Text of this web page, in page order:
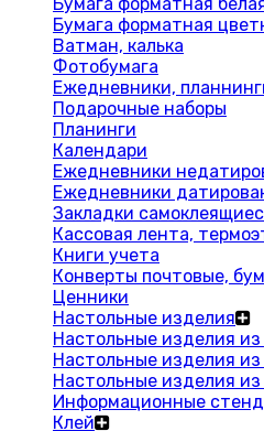
Бумага форматная
Ватман, калька
Фотобумага
Ежедневники,
Подарочные наборы
Планинги
Календари
Ежедневники
Ежедневники
Закладки
Кассовая лента,
Книги учета
Конверты почтовые,
Ценники
Настольные изделия
Настольные изделия из
Настольные изделия
Настольные изделия из
Информационные
Клей